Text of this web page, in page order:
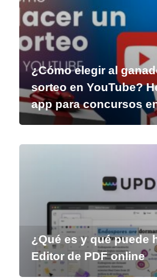
¿Cómo elegir al
sorteo en YouTube?
app para concursos
¿Qué es y qué puede
Editor de PDF online